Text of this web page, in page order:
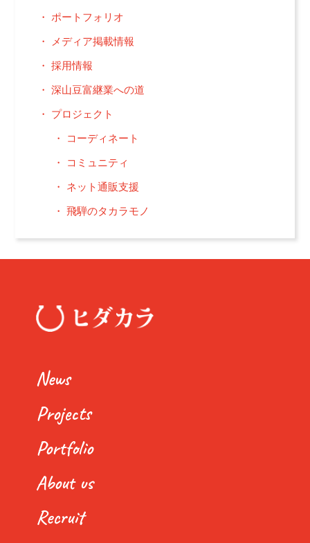
ポートフォリオ
メディア掲載情報
採用情報
深山豆富継業への道
プロジェクト
コーディネート
コミュニティ
ネット通販支援
飛騨のタカラモノ
News
Projects
Portfolio
About us
Recruit